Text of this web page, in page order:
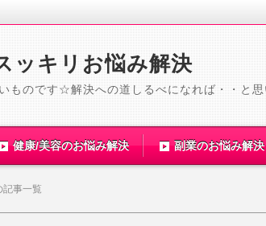
ッキリお悩み解決
ものです☆解決への道しるべになれば・・と
健康/美容のお悩み解決 副業のお悩み解決
記事一覧